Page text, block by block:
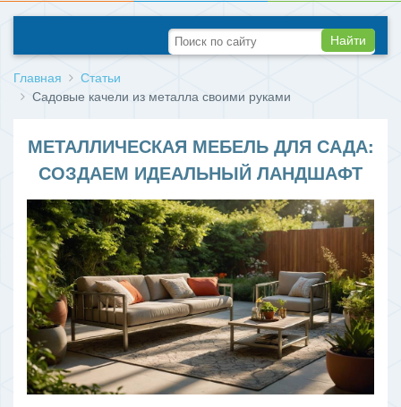
Найти
Главная
Статьи
Садовые качели из металла своими руками
МЕТАЛЛИЧЕСКАЯ МЕБЕЛЬ ДЛЯ САДА:
СОЗДАЕМ ИДЕАЛЬНЫЙ ЛАНДШАФТ